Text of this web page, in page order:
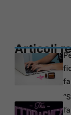
Articoli